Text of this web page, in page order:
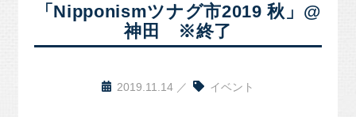
「Nipponismツナグ市2019 秋」@
神田 ※終了
2019.11.14 イベント